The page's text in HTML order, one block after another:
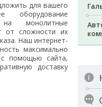
для вашего
оборудование
монолитные
от сложности их
Наш интернет-
максимально
с помощью сайта,
доставку